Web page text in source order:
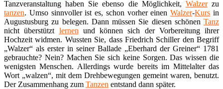
Tanzveranstaltung haben Sie ebenso die Möglichkeit, Walzerzu
tanzen. Umso sinnvoller ist es, schon vorher einenWalzer-Kurs in
Augustusburg zu belegen. Dann müssen Sie diesen schönen Tanz
nicht überstützt lernen und können sich der Vorbereitung ihrer
Hochzeit widmen. Wussten Sie, dass Friedrich Schiller den Begriff
„Walzer“ als erster in seiner Ballade „Eberhard der Greiner“ 1781
gebrauchte? Nein? Machen Sie sich keine Sorgen. Das wissen die
wenigsten Menschen. Allerdings wurde bereits im Mittelalter das
Wort „walzen“, mit dem Drehbewegungen gemeint waren, benutzt.
Der Zusammenhang zum Tanzen entstand dann später.